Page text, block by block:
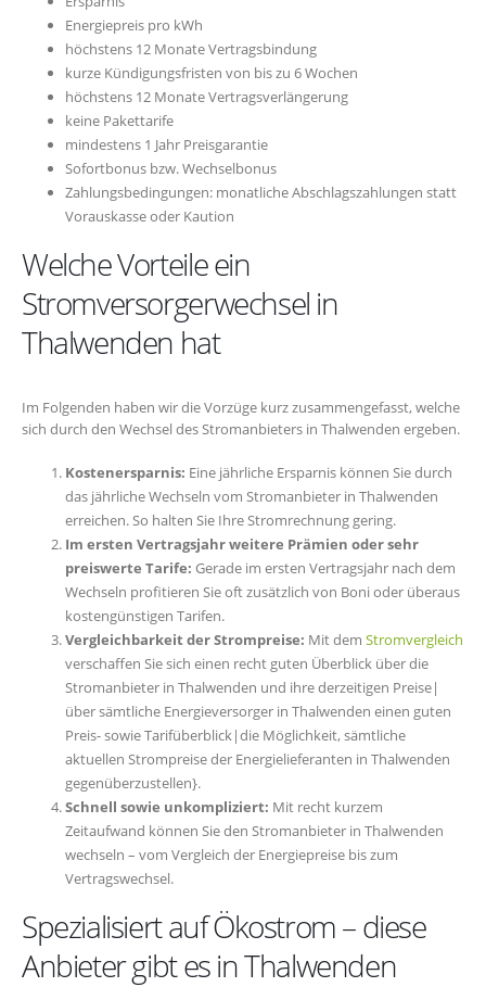
Energiepreis pro kWh
höchstens 12 Monate Vertragsbindung
kurze Kündigungsfristen von bis zu 6 Wochen
höchstens 12 Monate Vertragsverlängerung
keine Pakettarife
mindestens 1 Jahr Preisgarantie
Sofortbonus bzw. Wechselbonus
Zahlungsbedingungen: monatliche Abschlagszahlungen statt
Vorauskasse oder Kaution
Welche Vorteile ein
Stromversorgerwechsel in
Thalwenden hat
Im Folgenden haben wir die Vorzüge kurz zusammengefasst, welche
sich durch den Wechsel des Stromanbieters in Thalwenden ergeben.
Kostenersparnis: Eine jährliche Ersparnis können Sie durch
das jährliche Wechseln vom Stromanbieter in Thalwenden
erreichen. So halten Sie Ihre Stromrechnung gering.
Im ersten Vertragsjahr weitere Prämien oder sehr
preiswerte Tarife: Gerade im ersten Vertragsjahr nach dem
Wechseln profitieren Sie oft zusätzlich von Boni oder überaus
kostengünstigen Tarifen.
Vergleichbarkeit der Strompreise: Mit dem Stromvergleich
verschaffen Sie sich einen recht guten Überblick über die
Stromanbieter in Thalwenden und ihre derzeitigen Preise|
über sämtliche Energieversorger in Thalwenden einen guten
Preis- sowie Tarifüberblick|die Möglichkeit, sämtliche
aktuellen Strompreise der Energielieferanten in Thalwenden
gegenüberzustellen}.
Schnell sowie unkompliziert: Mit recht kurzem
Zeitaufwand können Sie den Stromanbieter in Thalwenden
wechseln – vom Vergleich der Energiepreise bis zum
Vertragswechsel.
Spezialisiert auf Ökostrom – diese
Anbieter gibt es in Thalwenden